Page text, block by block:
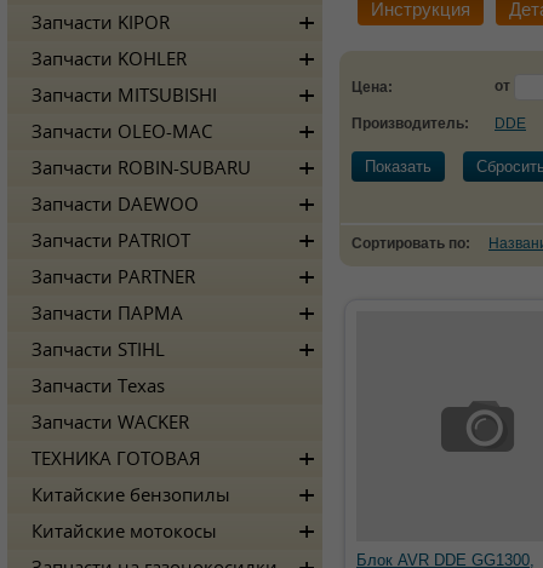
Инструкция
Цена: от
Производитель: DDE
Показать
Сортировать по:
Блок AVR DDE GG1300,
Запчасти KIPOR
Запчасти KOHLER
Запчасти MITSUBISHI
Запчасти OLEO-MAC
Запчасти ROBIN-SUBARU
Запчасти DAEWOO
Запчасти PATRIOT
Запчасти PARTNER
Запчасти ПАРМА
Запчасти STIHL
Запчасти Texas
Запчасти WACKER
ТЕХНИКА ГОТОВАЯ
Китайские бензопилы
Китайские мотокосы